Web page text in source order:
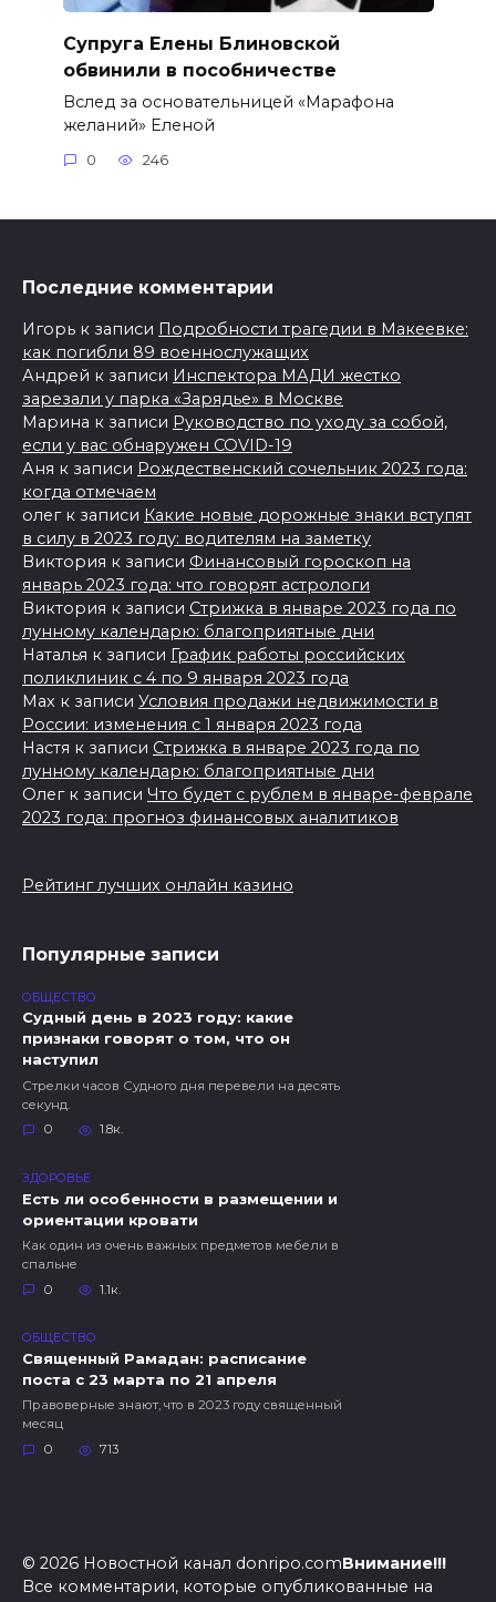
Супруга Елены Блиновской
обвинили в пособничестве
Вслед за основательницей «Марафона
желаний» Еленой
0 246
Последние комментарии
Игорь к записи Подробности трагедии в Макеевке:
как погибли 89 военнослужащих
Андрей к записи Инспектора МАДИ жестко
зарезали у парка «Зарядье» в Москве
Марина к записи Руководство по уходу за собой,
если у вас обнаружен COVID-19
Аня к записи Рождественский сочельник 2023 года:
когда отмечаем
олегк записи Какие новые дорожные знаки вступят
в силу в 2023 году: водителям на заметку
Виктория к записи Финансовый гороскоп на
январь 2023 года: что говорят астрологи
Виктория к записи Стрижка в январе 2023 года по
лунному календарю: благоприятные дни
Наталья к записи График работы российских
поликлиник с 4 по 9 января 2023 года
Max к записи Условия продажи недвижимости в
России: изменения с 1 января 2023 года
Настя к записи Стрижка в январе 2023 года по
лунному календарю: благоприятные дни
Олегк записи Что будет с рублем в январе-феврале
2023 года: прогноз финансовых аналитиков
Рейтинг лучших онлайн казино
Популярные записи
ОБЩЕСТВО
Судный день в 2023 году: какие
признаки говорят о том, что он
наступил
Стрелки часов Судного дня перевели на десять
секунд.
0
1.8к.
ЗДОРОВЬЕ
Есть ли особенности в размещении и
ориентации кровати
Как один из очень важных предметов мебели в
спальне
0
1.1к.
ОБЩЕСТВО
Священный Рамадан: расписание
поста с 23 марта по 21 апреля
Правоверные знают, что в 2023 году священный
месяц
0
713
© 2026 Новостной канал donripo.comВнимание!!!
Все комментарии, которые опубликованные на